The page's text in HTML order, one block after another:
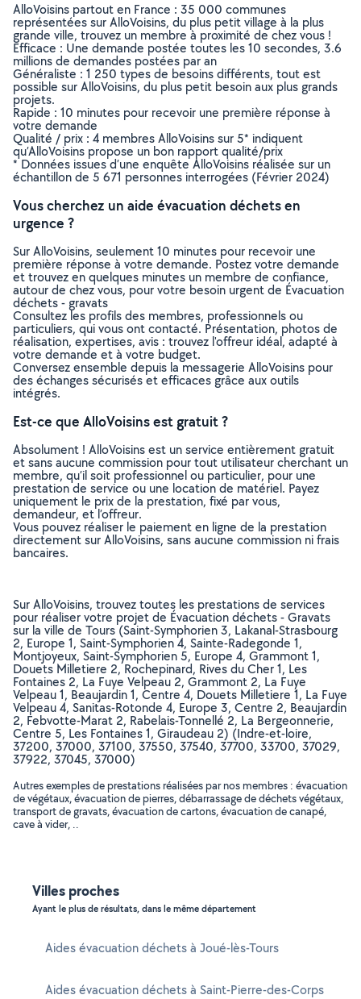
AlloVoisins partout en France : 35 000 communes
représentées sur AlloVoisins, du plus petit village à la plus
grande ville, trouvez un membre à proximité de chez vous !
Efficace : Une demande postée toutes les 10 secondes, 3.6
millions de demandes postées par an
Généraliste : 1 250 types de besoins différents, tout est
possible sur AlloVoisins, du plus petit besoin aux plus grands
projets.
Rapide : 10 minutes pour recevoir une première réponse à
votre demande
Qualité / prix : 4 membres AlloVoisins sur 5* indiquent
qu’AlloVoisins propose un bon rapport qualité/prix
* Données issues d’une enquête AlloVoisins réalisée sur un
échantillon de 5 671 personnes interrogées (Février 2024)
Vous cherchez un aide évacuation déchets en
urgence ?
Sur AlloVoisins, seulement 10 minutes pour recevoir une
première réponse à votre demande. Postez votre demande
et trouvez en quelques minutes un membre de confiance,
autour de chez vous, pour votre besoin urgent de Évacuation
déchets - gravats
Consultez les profils des membres, professionnels ou
particuliers, qui vous ont contacté. Présentation, photos de
réalisation, expertises, avis : trouvez l'offreur idéal, adapté à
votre demande et à votre budget.
Conversez ensemble depuis la messagerie AlloVoisins pour
des échanges sécurisés et efficaces grâce aux outils
intégrés.
Est-ce que AlloVoisins est gratuit ?
Absolument ! AlloVoisins est un service entièrement gratuit
et sans aucune commission pour tout utilisateur cherchant un
membre, qu’il soit professionnel ou particulier, pour une
prestation de service ou une location de matériel. Payez
uniquement le prix de la prestation, fixé par vous,
demandeur, et l’offreur.
Vous pouvez réaliser le paiement en ligne de la prestation
directement sur AlloVoisins, sans aucune commission ni frais
bancaires.
Sur AlloVoisins, trouvez toutes les prestations de services
pour réaliser votre projet de Évacuation déchets - Gravats
sur la ville de Tours (Saint-Symphorien 3, Lakanal-Strasbourg
2, Europe 1, Saint-Symphorien 4, Sainte-Radegonde 1,
Montjoyeux, Saint-Symphorien 5, Europe 4, Grammont 1,
Douets Milletiere 2, Rochepinard, Rives du Cher 1, Les
Fontaines 2, La Fuye Velpeau 2, Grammont 2, La Fuye
Velpeau 1, Beaujardin 1, Centre 4, Douets Milletiere 1, La Fuye
Velpeau 4, Sanitas-Rotonde 4, Europe 3, Centre 2, Beaujardin
2, Febvotte-Marat 2, Rabelais-Tonnellé 2, La Bergeonnerie,
Centre 5, Les Fontaines 1, Giraudeau 2) (Indre-et-loire,
37200, 37000, 37100, 37550, 37540, 37700, 33700, 37029,
37922, 37045, 37000)
Autres exemples de prestations réalisées par nos membres : évacuation
de végétaux, évacuation de pierres, débarrassage de déchets végétaux,
transport de gravats, évacuation de cartons, évacuation de canapé,
cave à vider, ..
Villes proches
Ayant le plus de résultats, dans le même département
Aides évacuation déchets à Joué-lès-Tours
Aides évacuation déchets à Saint-Pierre-des-Corps